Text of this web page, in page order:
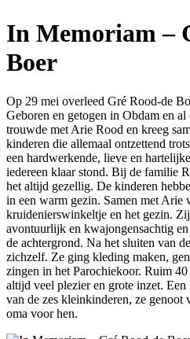
In Memoriam –
Boer
Op 29 mei overleed Gré Rood-de
Geboren en getogen in Obdam en
trouwde met Arie Rood en kreeg
kinderen die allemaal ontzettend
een hardwerkende, lieve en
iedereen klaar stond. Bij de familie
het altijd gezellig. De kinderen
in een warm gezin. Samen met Arie
kruidenierswinkeltje en het gezin.
avontuurlijk en kwajongensachtig
de achtergrond. Na het sluiten van
zichzelf. Ze ging kleding maken,
zingen in het Parochiekoor. Ruim
altijd veel plezier en grote inzet.
van de zes kleinkinderen, ze genoot
oma voor hen.